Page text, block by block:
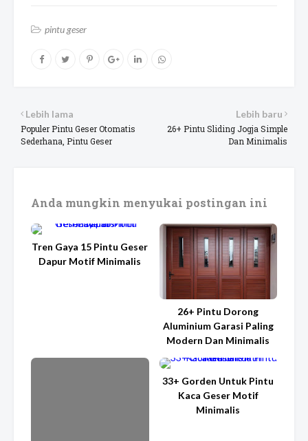
pintu geser
Lebih baru
26+ Pintu Sliding Jogja Simple
Dan Minimalis
Lebih lama
Populer Pintu Geser Otomatis
Sederhana, Pintu Geser
Anda mungkin menyukai postingan ini
Tren Gaya 15 Pintu Geser
Dapur Motif Minimalis
26+ Pintu Dorong
Aluminium Garasi Paling
Modern Dan Minimalis
33+ Gorden Untuk Pintu
Kaca Geser Motif
Minimalis